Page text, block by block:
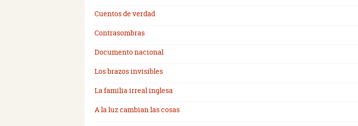
Cuentos de verdad
Contrasombras
Documento nacional
Los brazos invisibles
La familia irreal inglesa
A la luz cambian las cosas